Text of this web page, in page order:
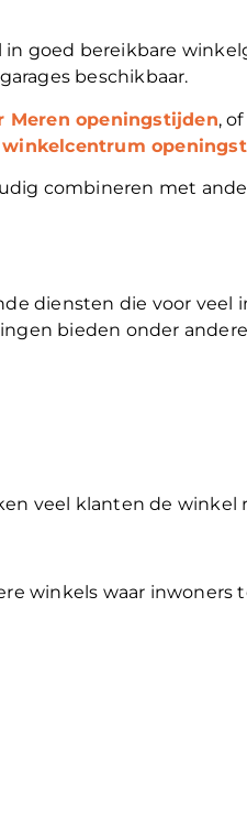
goed bereikbare
beschikbaar.
Meren openingstijden,
winkelcentrum
combineren met
diensten die voor veel
bieden onder
veel klanten de winkel
winkels waar